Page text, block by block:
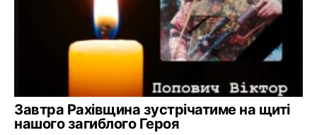
Завтра Рахівщина зустрічатиме на щиті
нашого загиблого Героя